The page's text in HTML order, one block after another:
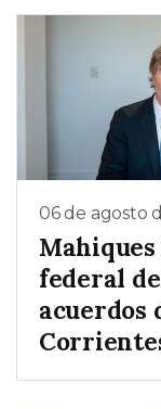
06 de agosto
federal
acuerdos